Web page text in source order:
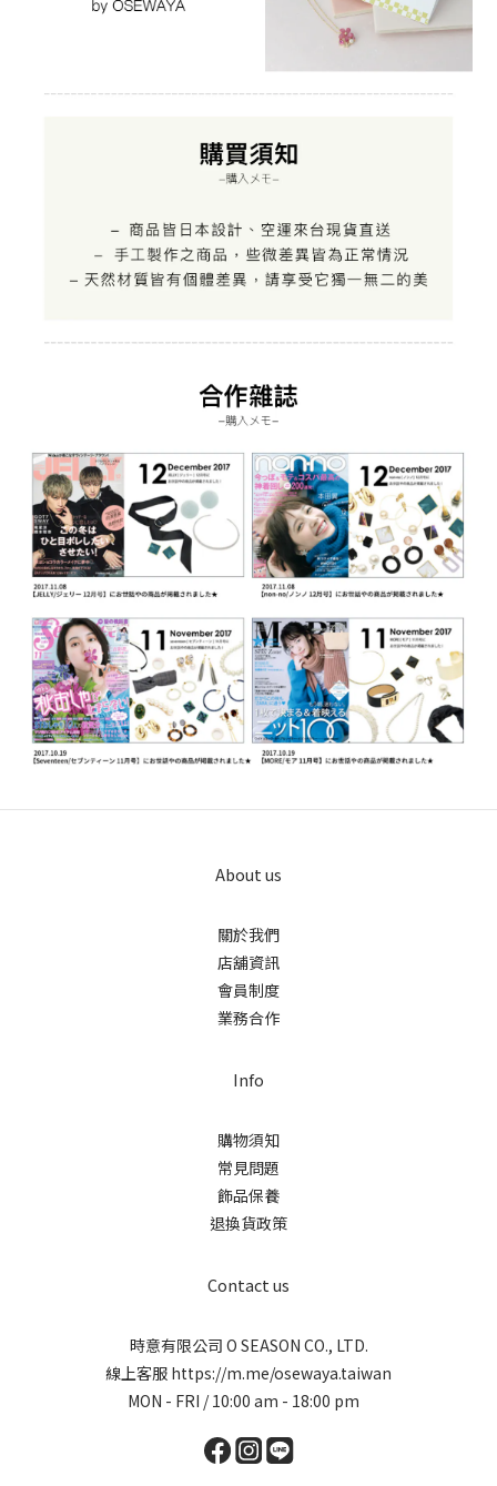
About us
關於我們
店舖資訊
會員制度
業務合作
Info
購物須知
常見問題
飾品保養
退換貨政策
Contact us
時意有限公司 O SEASON CO., LTD.
線上客服 https://m.me/osewaya.taiwan
MON - FRI / 10:00 am - 18:00 pm